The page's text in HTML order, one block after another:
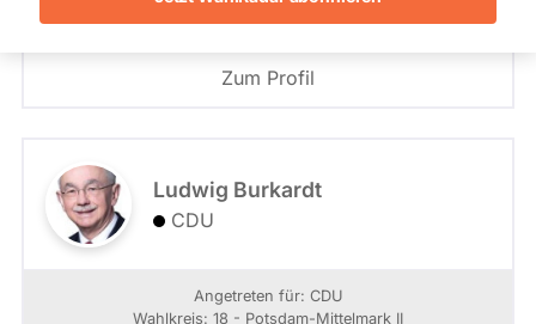
ArchivWahlkreis: 18 - Potsdam-Mittelmark II
Zum Profil
Ludwig Burkardt
CDU
Angetreten für: CDU
Wahlkreis: 18 - Potsdam-Mittelmark II